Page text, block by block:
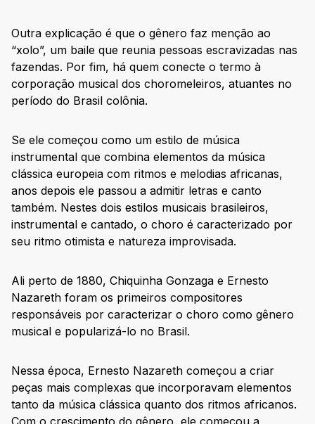
Outra explicação é que o gênero faz menção ao
“xolo”, um baile que reunia pessoas escravizadas nas
fazendas. Por fim, há quem conecte o termo à
corporação musical dos choromeleiros, atuantes no
período do Brasil colônia.
Se ele começou como um estilo de música
instrumental que combina elementos da música
clássica europeia com ritmos e melodias africanas,
anos depois ele passou a admitir letras e canto
também. Nestes dois estilos musicais brasileiros,
instrumental e cantado, o choro é caracterizado por
seu ritmo otimista e natureza improvisada.
Ali perto de 1880, Chiquinha Gonzaga e Ernesto
Nazareth foram os primeiros compositores
responsáveis por caracterizar o choro como gênero
musical e popularizá-lo no Brasil.
Nessa época, Ernesto Nazareth começou a criar
peças mais complexas que incorporavam elementos
tanto da música clássica quanto dos ritmos africanos.